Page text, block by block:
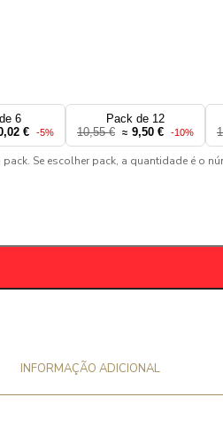
6
€ -5%
Pack de 12
10,55 €
≈ 9,50 € -10%
Se escolher pack, a quantidade é o
INFORMAÇÃO ADICIONAL